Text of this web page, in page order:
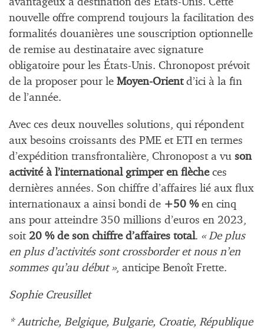
nouvelle offre comprend toujours la facilitation des
formalités douanières une souscription optionnelle
de remise au destinataire avec signature
obligatoire pour les États-Unis. Chronopost prévoit
de la proposer pour le Moyen-Orientd’ici à la fin
de l’année.
Avec ces deux nouvelles solutions, qui répondent
aux besoins croissants des PME et ETI en termes
d’expédition transfrontalière, Chronopost a vu son
activité à l’international grimper en flècheces
dernières années. Son chiffre d’affaires lié aux flux
internationaux a ainsi bondi de +50 %en cinq
ans pour atteindre 350 millions d’euros en 2023,
soit 20 % de son chiffre d’affaires total. « De plus
en plus d’activités sont crossborder et nous n’en
sommes qu’au début », anticipe Benoît Frette.
Sophie Creusillet
* Autriche, Belgique, Bulgarie, Croatie, République